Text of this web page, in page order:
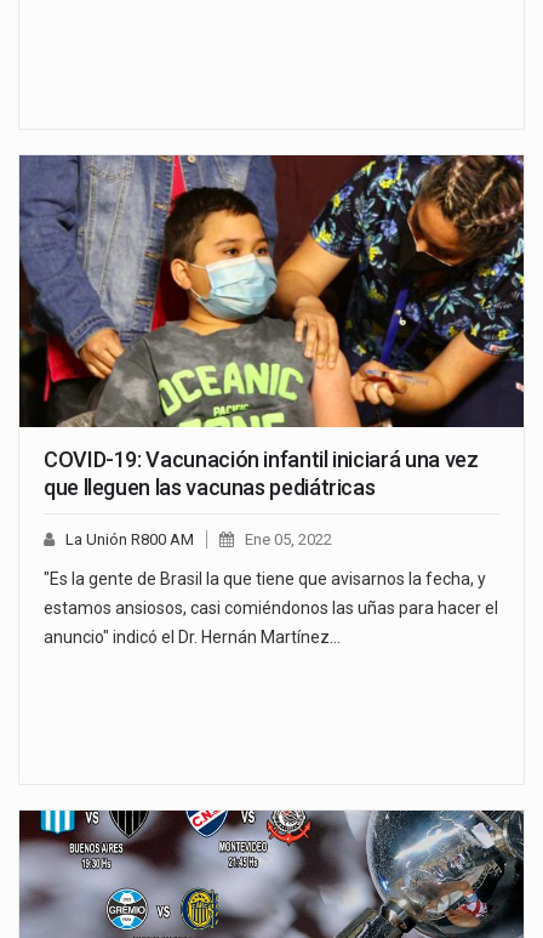
COVID-19: Vacunación infantil iniciará una vez
que lleguen las vacunas pediátricas
La Unión R800 AM Ene 05, 2022
"Es la gente de Brasil la que tiene que avisarnos la fecha, y
estamos ansiosos, casi comiéndonos las uñas para hacer el
anuncio" indicó el Dr. Hernán Martínez…